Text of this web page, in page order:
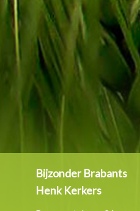
Bijzonder Brabants
Henk Kerkers